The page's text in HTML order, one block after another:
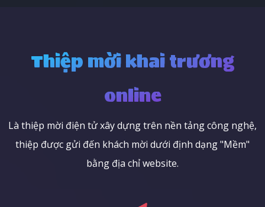
Thiệp mời khai trương
online
Là thiệp mời điện tử xây dựng trên nền tảng công nghệ,
thiệp được gửi đến khách mời dưới định dạng "Mềm"
bằng địa chỉ website.